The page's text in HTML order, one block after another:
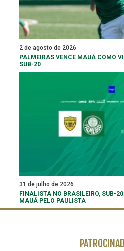
2 de agosto de 2026
PALMEIRAS VENCE MAUÁ COMO
SUB-20
31 de julho de 2026
FINALISTA NO BRASILEIRO, SUB-
MAUÁ PELO PAULISTA